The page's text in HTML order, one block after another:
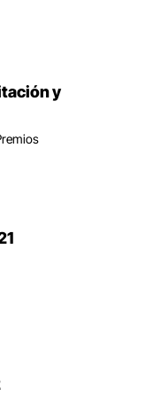
las
de 2023
y